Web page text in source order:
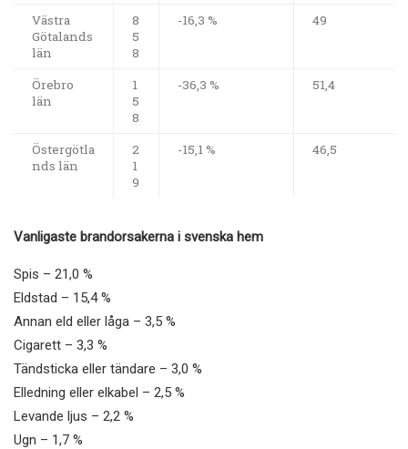
Västra
Götalands
län
8
5
8
-16,3 % 49
Örebro
län
1
5
8
-36,3 % 51,4
Östergötla
nds län
2
1
9
-15,1 % 46,5
Vanligaste brandorsakerna i svenska hem
Spis – 21,0 %
Eldstad – 15,4 %
Annan eld eller låga – 3,5 %
Cigarett – 3,3 %
Tändsticka eller tändare – 3,0 %
Elledning eller elkabel – 2,5 %
Levande ljus – 2,2 %
Ugn – 1,7 %